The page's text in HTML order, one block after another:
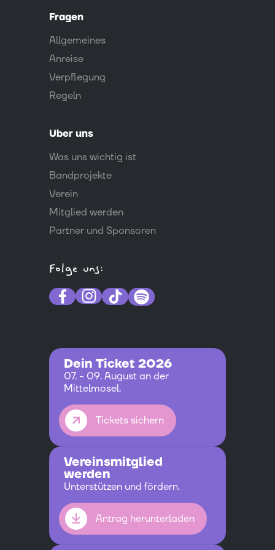
Fragen
Allgemeines
Anreise
Verpflegung
Regeln
Über uns
Was uns wichtig ist
Bandprojekte
Verein
Mitglied werden
Partner und Sponsoren
Folge uns:
Dein Ticket 2026
07. - 09. August an der
Mittelmosel.
Tickets sichern
Vereinsmitglied
werden
Unterstützen und fördern.
Antrag herunterladen